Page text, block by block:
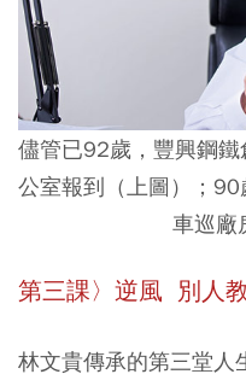
儘管已92歲，豐興鋼
公室報到（上圖）；
車巡廠
第三課〉逆風 別人
林文貴傳承的第三堂人